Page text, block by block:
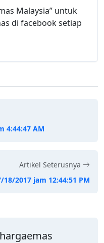
Malaysia” untuk
di facebook setiap
4:44:47 AM
Artikel Seterusnya
2017 jam 12:44:51 PM